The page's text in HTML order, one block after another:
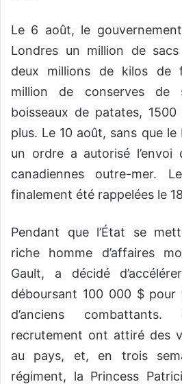
Le 6 août, le
Londres un million de
deux millions de kilos de
million de conserves de
boisseaux de patates,
plus. Le 10 août, sans que le
un ordre a autorisé
canadiennes outre-mer.
finalement été rappelées le
Pendant que l’État se
riche homme d’affaires
Gault, a décidé
déboursant 100 000 $
d’anciens
recrutement ont attiré des
au pays, et, en trois
régiment, la Princess